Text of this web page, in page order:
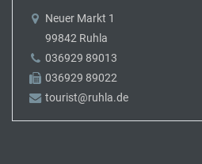
Neuer Markt 1
99842 Ruhla
036929 89013
036929 89022
tourist@ruhla.de